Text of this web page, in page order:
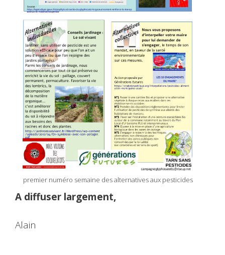
premier numéro semaine des alternatives aux pesticides
A diffuser largement,
Alain